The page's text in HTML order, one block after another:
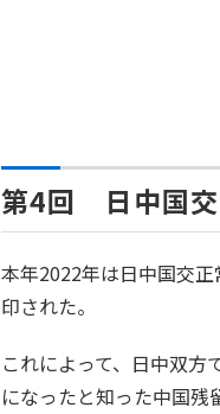
第4回 日中国
本年2022年は日中国交
印された。
これによって、日中双
になったと知った中国